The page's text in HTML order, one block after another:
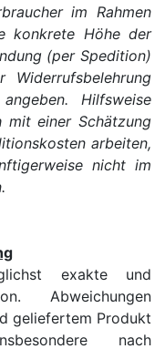
im Rahmen
konkrete Höhe der
(per Spedition)
Hilfsweise
mit einer Schätzung
arbeiten,
nicht im
exakte und
Abweichungen
geliefertem Produkt
nach